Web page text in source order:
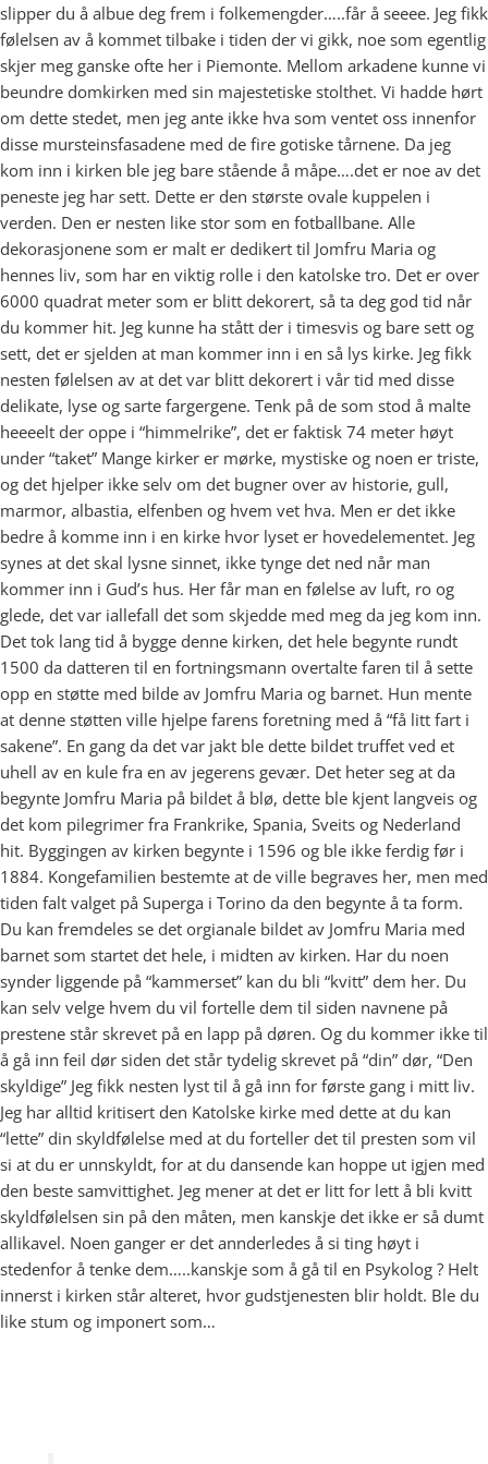
slipper du å albue deg frem i folkemengder…..får å seeee. Jeg fikk
følelsen av å kommet tilbake i tiden der vi gikk, noe som egentlig
skjer meg ganske ofte her i Piemonte. Mellom arkadene kunne vi
beundre domkirken med sin majestetiske stolthet. Vi hadde hørt
om dette stedet, men jeg ante ikke hva som ventet oss innenfor
disse mursteinsfasadene med de fire gotiske tårnene. Da jeg
kom inn i kirken ble jeg bare stående å måpe….det er noe av det
peneste jeg har sett. Dette er den største ovale kuppelen i
verden. Den er nesten like stor som en fotballbane. Alle
dekorasjonene som er malt er dedikert til Jomfru Maria og
hennes liv, som har en viktig rolle i den katolske tro. Det er over
6000 quadrat meter som er blitt dekorert, så ta deg god tid når
du kommer hit. Jeg kunne ha stått der i timesvis og bare sett og
sett, det er sjelden at man kommer inn i en så lys kirke. Jeg fikk
nesten følelsen av at det var blitt dekorert i vår tid med disse
delikate, lyse og sarte fargergene. Tenk på de som stod å malte
heeeelt der oppe i “himmelrike”, det er faktisk 74 meter høyt
under “taket” Mange kirker er mørke, mystiske og noen er triste,
og det hjelper ikke selv om det bugner over av historie, gull,
marmor, albastia, elfenben og hvem vet hva. Men er det ikke
bedre å komme inn i en kirke hvor lyset er hovedelementet. Jeg
synes at det skal lysne sinnet, ikke tynge det ned når man
kommer inn i Gud’s hus. Her får man en følelse av luft, ro og
glede, det var iallefall det som skjedde med meg da jeg kom inn.
Det tok lang tid å bygge denne kirken, det hele begynte rundt
1500 da datteren til en fortningsmann overtalte faren til å sette
opp en støtte med bilde av Jomfru Maria og barnet. Hun mente
at denne støtten ville hjelpe farens foretning med å “få litt fart i
sakene”. En gang da det var jakt ble dette bildet truffet ved et
uhell av en kule fra en av jegerens gevær. Det heter seg at da
begynte Jomfru Maria på bildet å blø, dette ble kjent langveis og
det kom pilegrimer fra Frankrike, Spania, Sveits og Nederland
hit. Byggingen av kirken begynte i 1596 og ble ikke ferdig før i
1884. Kongefamilien bestemte at de ville begraves her, men med
tiden falt valget på Superga i Torino da den begynte å ta form.
Du kan fremdeles se det orgianale bildet av Jomfru Maria med
barnet som startet det hele, i midten av kirken. Har du noen
synder liggende på “kammerset” kan du bli “kvitt” dem her. Du
kan selv velge hvem du vil fortelle dem til siden navnene på
prestene står skrevet på en lapp på døren. Og du kommer ikke til
å gå inn feil dør siden det står tydelig skrevet på “din” dør, “Den
skyldige” Jeg fikk nesten lyst til å gå inn for første gang i mitt liv.
Jeg har alltid kritisert den Katolske kirke med dette at du kan
“lette” din skyldfølelse med at du forteller det til presten som vil
si at du er unnskyldt, for at du dansende kan hoppe ut igjen med
den beste samvittighet. Jeg mener at det er litt for lett å bli kvitt
skyldfølelsen sin på den måten, men kanskje det ikke er så dumt
allikavel. Noen ganger er det annderledes å si ting høyt i
stedenfor å tenke dem…..kanskje som å gå til en Psykolog ? Helt
innerst i kirken står alteret, hvor gudstjenesten blir holdt. Ble du
like stum og imponert som…